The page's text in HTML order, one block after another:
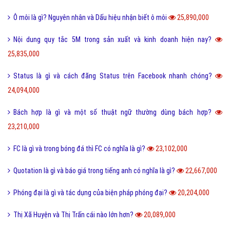
Ô môi là gì? Nguyên nhân và Dấu hiệu nhận biết ô môi 25,890,000
Nội dung quy tắc 5M trong sản xuất và kinh doanh hiện nay?
25,835,000
Status là gì và cách đăng Status trên Facebook nhanh chóng?
24,094,000
Bách hợp là gì và một số thuật ngữ thường dùng bách hợp?
23,210,000
FC là gì và trong bóng đá thì FC có nghĩa là gì? 23,102,000
Quotation là gì và báo giá trong tiếng anh có nghĩa là gì? 22,667,000
Phóng đại là gì và tác dụng của biện pháp phóng đại? 20,204,000
Thị Xã Huyện và Thị Trấn cái nào lớn hơn? 20,089,000